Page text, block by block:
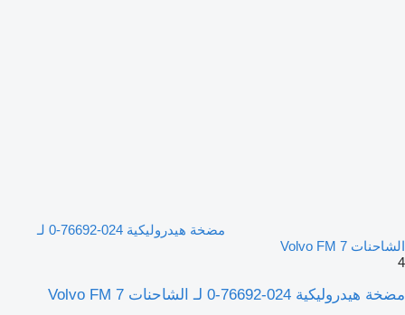
مضخة هيدروليكية 024-76692-0 لـ
الشاحنات Volvo FM 7
4
مضخة هيدروليكية 024-76692-0 لـ الشاحنات Volvo FM 7